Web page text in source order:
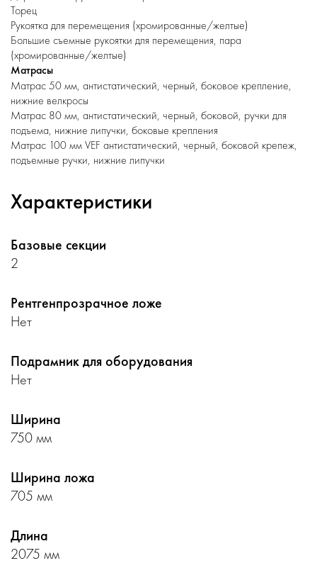
Торец
Рукоятка для перемещения (хромированные/желтые)
Большие съемные рукоятки для перемещения, пара
(хромированные/желтые)
Матрасы
Матрас 50 мм, антистатический, черный, боковое крепление,
нижние велкросы
Матрас 80 мм, антистатический, черный, боковой, ручки для
подъема, нижние липучки, боковые крепления
Матрас 100 мм VEF антистатический, черный, боковой крепеж,
подъемные ручки, нижние липучки
Характеристики
Базовые секции
2
Рентгенпрозрачное ложе
Нет
Подрамник для оборудования
Нет
Ширина
750 мм
Ширина ложа
705 мм
Длина
2075 мм